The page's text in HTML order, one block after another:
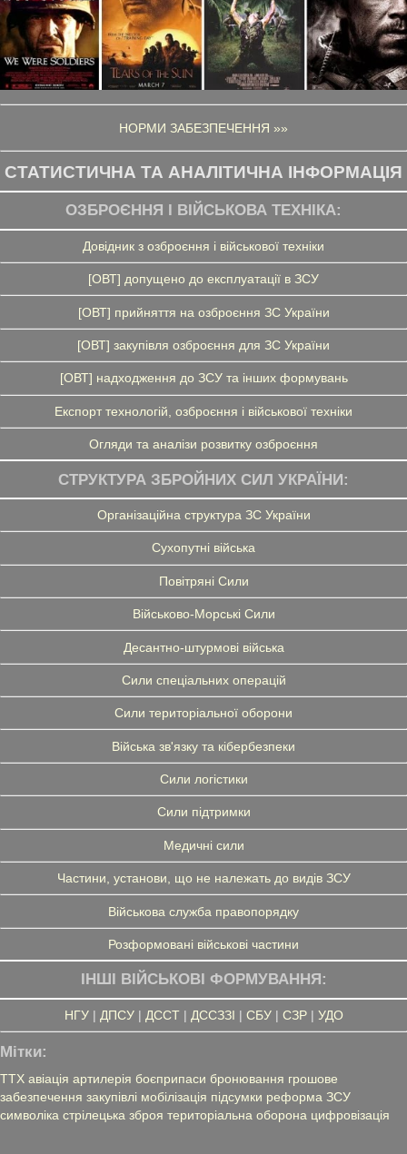
НОРМИ ЗАБЕЗПЕЧЕННЯ »»
СТАТИСТИЧНА ТА АНАЛІТИЧНА ІНФОРМАЦІЯ
ОЗБРОЄННЯ І ВІЙСЬКОВА ТЕХНІКА:
Довідник з озброєння і військової техніки
[ОВТ] допущено до експлуатації в ЗСУ
[ОВТ] прийняття на озброєння ЗС України
[ОВТ] закупівля озброєння для ЗС України
[ОВТ] надходження до ЗСУ та інших формувань
Експорт технологій, озброєння і військової техніки
Огляди та аналізи розвитку озброєння
СТРУКТУРА ЗБРОЙНИХ СИЛ УКРАЇНИ:
Організаційна структура ЗС України
Сухопутні війська
Повітряні Сили
Військово-Морські Сили
Десантно-штурмові війська
Сили спеціальних операцій
Сили територіальної оборони
Війська зв'язку та кібербезпеки
Сили логістики
Сили підтримки
Медичні сили
Частини, установи, що не належать до видів ЗСУ
Військова служба правопорядку
Розформовані військові частини
ІНШІ ВІЙСЬКОВІ ФОРМУВАННЯ:
НГУ| ДПСУ| ДССТ| ДССЗЗІ | СБУ| СЗР| УДО
Мітки:
ТТХ авіація артилерія боєприпаси бронювання грошове
забезпечення закупівлі мобілізація підсумки реформа ЗСУ
символіка стрілецька зброя територіальна оборона цифровізація